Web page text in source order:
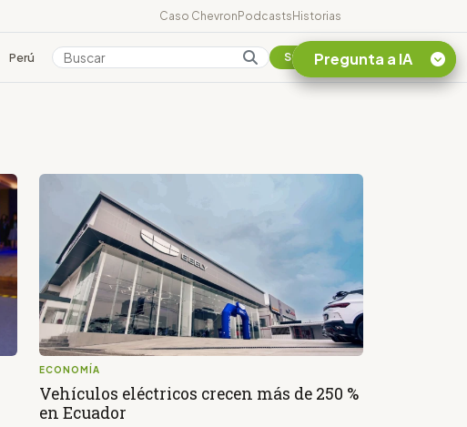
Caso ChevronPodcastsHistorias
Perú Colombia Suscribirse
ECONOMÍA
Vehículos eléctricos crecen más de 250 %
en Ecuador
Pregunta a IA
¿En que consiste la
tasa minera que rige en
Ecuador?